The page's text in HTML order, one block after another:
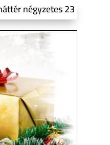
négyzetes 23